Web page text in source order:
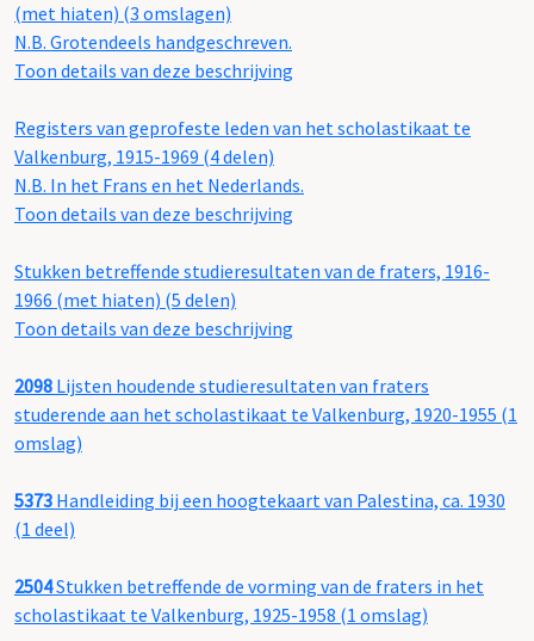
(met hiaten) (3 omslagen)
N.B. Grotendeels handgeschreven.
Toon details van deze beschrijving
Registers van geprofeste leden van het scholastikaat te
Valkenburg, 1915-1969 (4 delen)
N.B. In het Frans en het Nederlands.
Toon details van deze beschrijving
Stukken betreffende studieresultaten van de fraters, 1916-
1966 (met hiaten) (5 delen)
Toon details van deze beschrijving
2098 Lijsten houdende studieresultaten van fraters
studerende aan het scholastikaat te Valkenburg, 1920-1955 (1
omslag)
5373 Handleiding bij een hoogtekaart van Palestina, ca. 1930
(1 deel)
2504Stukken betreffende de vorming van de fraters in het
scholastikaat te Valkenburg, 1925-1958 (1 omslag)